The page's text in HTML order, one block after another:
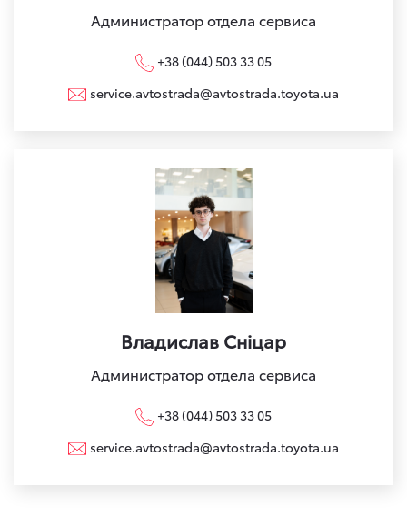
Администратор отдела сервиса
+38 (044) 503 33 05
service.avtostrada@avtostrada.toyota.ua
Владислав Сніцар
Администратор отдела сервиса
+38 (044) 503 33 05
service.avtostrada@avtostrada.toyota.ua